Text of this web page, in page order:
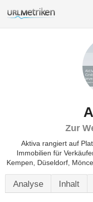
Zur
Aktiva rangiert auf
Immobilien für
Kempen, Düseldorf,
Analyse Inhalt